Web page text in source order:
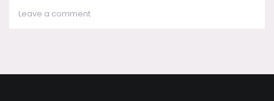
Leave a commenton